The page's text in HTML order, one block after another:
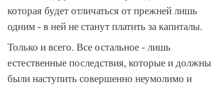
которая будет отличаться от прежней лишь
одним - в ней не станут платить за капиталы.
Только и всего. Все остальное - лишь
естественные последствия, которые и должны
были наступить совершенно неумолимо и